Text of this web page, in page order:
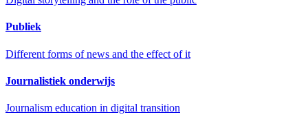
Publiek
Different forms of news and the effect of it
Journalistiek onderwijs
Journalism education in digital transition